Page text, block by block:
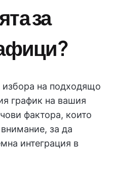
за
избора на подходящо
график на вашия
фактора, които
за да
интеграция в